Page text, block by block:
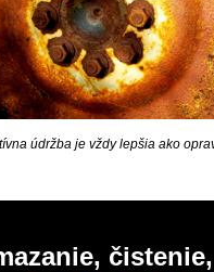
údržba je vždy lepšia ako